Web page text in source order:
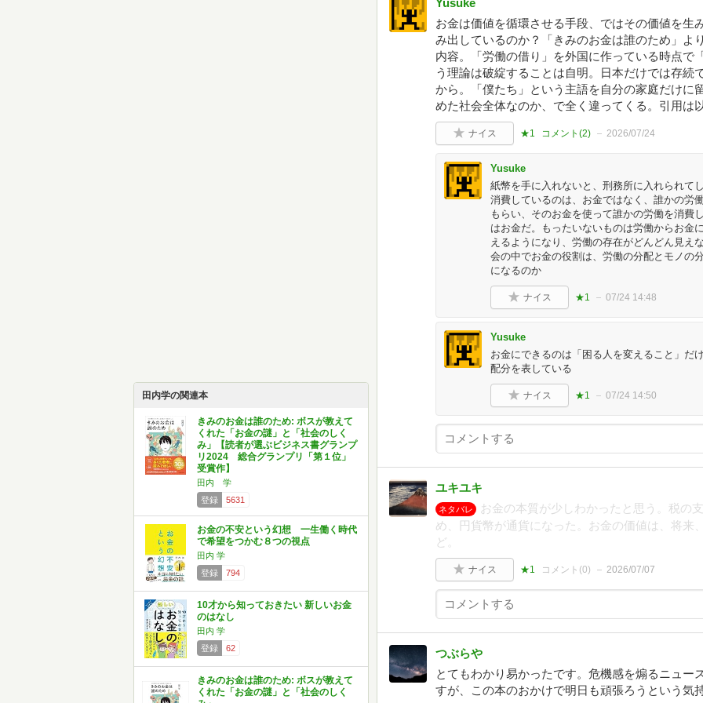
田内学の関連本
きみのお金は誰のため: ボスが教えて
くれた「お金の謎」と「社会のしく
み」【読者が選ぶビジネス書グランプ
リ2024 総合グランプリ「第１位」
受賞作】
田内 学
登録
5631
お金の不安という幻想 一生働く時代
で希望をつかむ８つの視点
田内 学
登録
794
10才から知っておきたい 新しいお金
のはなし
田内 学
登録
62
きみのお金は誰のため: ボスが教えて
くれた「お金の謎」と「社会のしく
Yusuke
お金は価値を循環させる手段、ではその価値を生
み出しているのか？「きみのお金は誰のため」よ
内容。「労働の借り」を外国に作っている時点で
う理論は破綻することは自明。日本だけでは存続
から。「僕たち」という主語を自分の家庭だけに
めた社会全体なのか、で全く違ってくる。引用は
ナイス ★1 コメント(2) 2026/07/24
Yusuke
紙幣を手に入れないと、刑務所に入れられて
消費しているのは、お金ではなく、誰かの労
もらい、そのお金を使って誰かの労働を消費
はお金だ。もったいないものは労働からお金
えるようになり、労働の存在がどんどん見え
会の中でお金の役割は、労働の分配とモノの
になるのか
ナイス ★1 07/24 14:48
Yusuke
お金にできるのは「困る人を変えること」だ
配分を表している
ナイス ★1 07/24 14:50
ユキユキ
ネタバレ
お金の本質が少しわかったと思う。税の
め、円貨幣が通貨になった。お金の価値は、将来
ど。
ナイス ★1 コメント(0) 2026/07/07
つぶらや
とてもわかり易かったです。危機感を煽るニュー
すが、この本のおかけで明日も頑張ろうという気